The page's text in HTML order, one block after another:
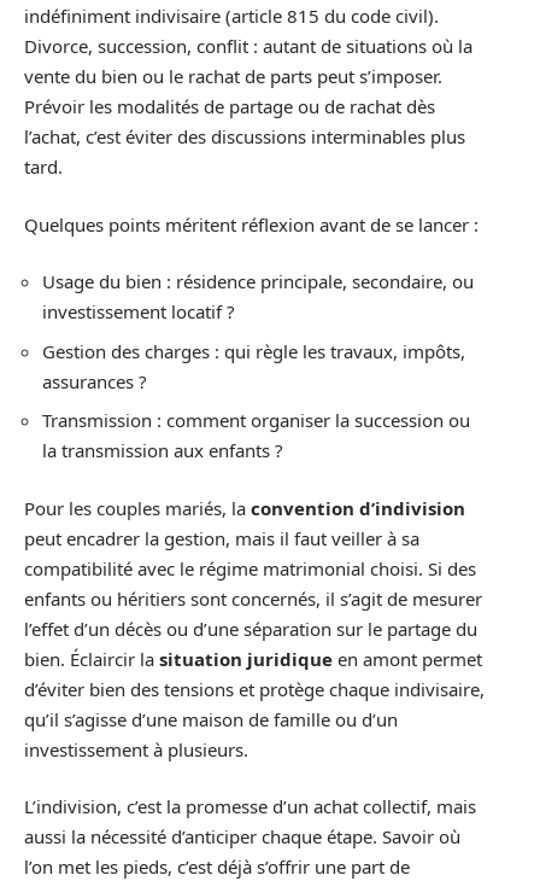
indéfiniment indivisaire (article 815 du code civil).
Divorce, succession, conflit : autant de situations où la
vente du bien ou le rachat de parts peut s’imposer.
Prévoir les modalités de partage ou de rachat dès
l’achat, c’est éviter des discussions interminables plus
tard.
Quelques points méritent réflexion avant de se lancer :
Usage du bien : résidence principale, secondaire, ou
investissement locatif ?
Gestion des charges : qui règle les travaux, impôts,
assurances ?
Transmission : comment organiser la succession ou
la transmission aux enfants ?
Pour les couples mariés, la convention d’indivision
peut encadrer la gestion, mais il faut veiller à sa
compatibilité avec le régime matrimonial choisi. Si des
enfants ou héritiers sont concernés, il s’agit de mesurer
l’effet d’un décès ou d’une séparation sur le partage du
bien. Éclaircir la situation juridique en amont permet
d’éviter bien des tensions et protège chaque indivisaire,
qu’il s’agisse d’une maison de famille ou d’un
investissement à plusieurs.
L’indivision, c’est la promesse d’un achat collectif, mais
aussi la nécessité d’anticiper chaque étape. Savoir où
l’on met les pieds, c’est déjà s’offrir une part de